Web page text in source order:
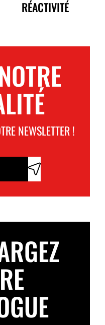
POUR VACHE
éleveurs
ou malades.
pour les vaches
réhabilitation
traitement de
RÉACTIVITÉ
NEWSLETTER !